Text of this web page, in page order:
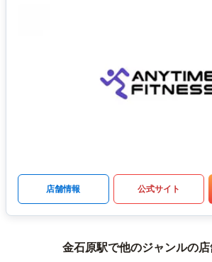
店舗情報 公式サイト
金石原駅で他のジャンルの